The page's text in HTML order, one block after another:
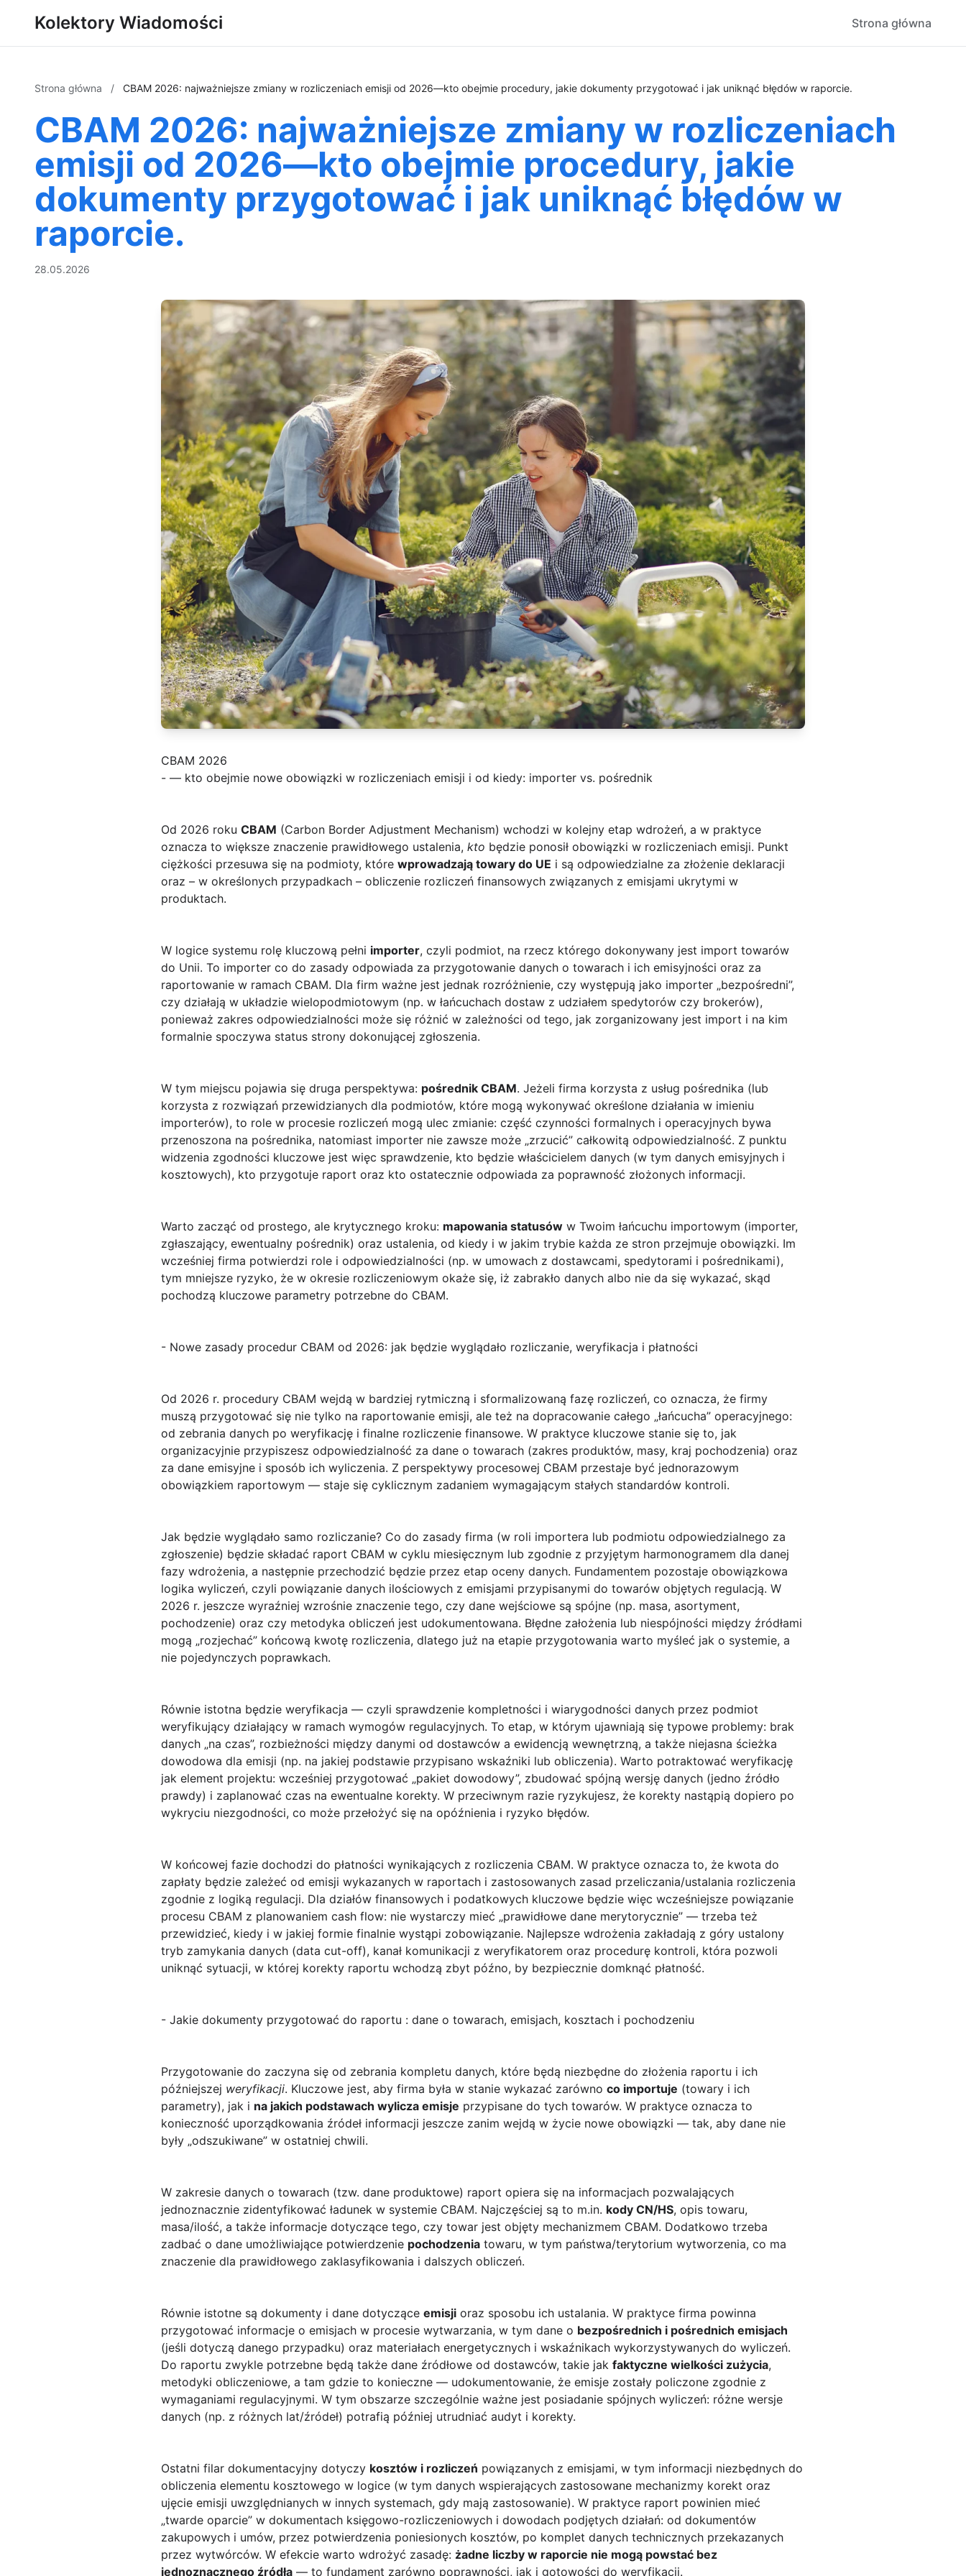
Kolektory Wiadomości Strona główna
Strona główna / CBAM 2026: najważniejsze zmiany w rozliczeniach emisji od 2026—kto obejmie procedury, jakie dokumenty przygotować i jak uniknąć błędów w raporcie.
CBAM 2026: najważniejsze zmiany w rozliczeniach
emisji od 2026—kto obejmie procedury, jakie
dokumenty przygotować i jak uniknąć błędów w
raporcie.
28.05.2026
CBAM 2026
- — kto obejmie nowe obowiązki w rozliczeniach emisji i od kiedy: importer vs. pośrednik
Od 2026 roku CBAM (Carbon Border Adjustment Mechanism) wchodzi w kolejny etap wdrożeń, a w praktyce
oznacza to większe znaczenie prawidłowego ustalenia, kto będzie ponosił obowiązki w rozliczeniach emisji. Punkt
ciężkości przesuwa się na podmioty, które wprowadzają towary do UE i są odpowiedzialne za złożenie deklaracji
oraz – w określonych przypadkach – obliczenie rozliczeń finansowych związanych z emisjami ukrytymi w
produktach.
W logice systemu rolę kluczową pełni importer, czyli podmiot, na rzecz którego dokonywany jest import towarów
do Unii. To importer co do zasady odpowiada za przygotowanie danych o towarach i ich emisyjności oraz za
raportowanie w ramach CBAM. Dla firm ważne jest jednak rozróżnienie, czy występują jako importer „bezpośredni”,
czy działają w układzie wielopodmiotowym (np. w łańcuchach dostaw z udziałem spedytorów czy brokerów),
ponieważ zakres odpowiedzialności może się różnić w zależności od tego, jak zorganizowany jest import i na kim
formalnie spoczywa status strony dokonującej zgłoszenia.
W tym miejscu pojawia się druga perspektywa: pośrednik CBAM. Jeżeli firma korzysta z usług pośrednika (lub
korzysta z rozwiązań przewidzianych dla podmiotów, które mogą wykonywać określone działania w imieniu
importerów), to role w procesie rozliczeń mogą ulec zmianie: część czynności formalnych i operacyjnych bywa
przenoszona na pośrednika, natomiast importer nie zawsze może „zrzucić” całkowitą odpowiedzialność. Z punktu
widzenia zgodności kluczowe jest więc sprawdzenie, kto będzie właścicielem danych (w tym danych emisyjnych i
kosztowych), kto przygotuje raport oraz kto ostatecznie odpowiada za poprawność złożonych informacji.
Warto zacząć od prostego, ale krytycznego kroku: mapowania statusów w Twoim łańcuchu importowym (importer,
zgłaszający, ewentualny pośrednik) oraz ustalenia, od kiedy i w jakim trybie każda ze stron przejmuje obowiązki. Im
wcześniej firma potwierdzi role i odpowiedzialności (np. w umowach z dostawcami, spedytorami i pośrednikami),
tym mniejsze ryzyko, że w okresie rozliczeniowym okaże się, iż zabrakło danych albo nie da się wykazać, skąd
pochodzą kluczowe parametry potrzebne do CBAM.
- Nowe zasady procedur CBAM od 2026: jak będzie wyglądało rozliczanie, weryfikacja i płatności
Od 2026 r. procedury CBAM wejdą w bardziej rytmiczną i sformalizowaną fazę rozliczeń, co oznacza, że firmy
muszą przygotować się nie tylko na raportowanie emisji, ale też na dopracowanie całego „łańcucha” operacyjnego:
od zebrania danych po weryfikację i finalne rozliczenie finansowe. W praktyce kluczowe stanie się to, jak
organizacyjnie przypiszesz odpowiedzialność za dane o towarach (zakres produktów, masy, kraj pochodzenia) oraz
za dane emisyjne i sposób ich wyliczenia. Z perspektywy procesowej CBAM przestaje być jednorazowym
obowiązkiem raportowym — staje się cyklicznym zadaniem wymagającym stałych standardów kontroli.
Jak będzie wyglądało samo rozliczanie? Co do zasady firma (w roli importera lub podmiotu odpowiedzialnego za
zgłoszenie) będzie składać raport CBAM w cyklu miesięcznym lub zgodnie z przyjętym harmonogramem dla danej
fazy wdrożenia, a następnie przechodzić będzie przez etap oceny danych. Fundamentem pozostaje obowiązkowa
logika wyliczeń, czyli powiązanie danych ilościowych z emisjami przypisanymi do towarów objętych regulacją. W
2026 r. jeszcze wyraźniej wzrośnie znaczenie tego, czy dane wejściowe są spójne (np. masa, asortyment,
pochodzenie) oraz czy metodyka obliczeń jest udokumentowana. Błędne założenia lub niespójności między źródłami
mogą „rozjechać” końcową kwotę rozliczenia, dlatego już na etapie przygotowania warto myśleć jak o systemie, a
nie pojedynczych poprawkach.
Równie istotna będzie weryfikacja — czyli sprawdzenie kompletności i wiarygodności danych przez podmiot
weryfikujący działający w ramach wymogów regulacyjnych. To etap, w którym ujawniają się typowe problemy: brak
danych „na czas”, rozbieżności między danymi od dostawców a ewidencją wewnętrzną, a także niejasna ścieżka
dowodowa dla emisji (np. na jakiej podstawie przypisano wskaźniki lub obliczenia). Warto potraktować weryfikację
jak element projektu: wcześniej przygotować „pakiet dowodowy”, zbudować spójną wersję danych (jedno źródło
prawdy) i zaplanować czas na ewentualne korekty. W przeciwnym razie ryzykujesz, że korekty nastąpią dopiero po
wykryciu niezgodności, co może przełożyć się na opóźnienia i ryzyko błędów.
W końcowej fazie dochodzi do płatności wynikających z rozliczenia CBAM. W praktyce oznacza to, że kwota do
zapłaty będzie zależeć od emisji wykazanych w raportach i zastosowanych zasad przeliczania/ustalania rozliczenia
zgodnie z logiką regulacji. Dla działów finansowych i podatkowych kluczowe będzie więc wcześniejsze powiązanie
procesu CBAM z planowaniem cash flow: nie wystarczy mieć „prawidłowe dane merytorycznie” — trzeba też
przewidzieć, kiedy i w jakiej formie finalnie wystąpi zobowiązanie. Najlepsze wdrożenia zakładają z góry ustalony
tryb zamykania danych (data cut-off), kanał komunikacji z weryfikatorem oraz procedurę kontroli, która pozwoli
uniknąć sytuacji, w której korekty raportu wchodzą zbyt późno, by bezpiecznie domknąć płatność.
- Jakie dokumenty przygotować do raportu : dane o towarach, emisjach, kosztach i pochodzeniu
Przygotowanie do zaczyna się od zebrania kompletu danych, które będą niezbędne do złożenia raportu i ich
późniejszej weryfikacji. Kluczowe jest, aby firma była w stanie wykazać zarówno co importuje (towary i ich
parametry), jak i na jakich podstawach wylicza emisje przypisane do tych towarów. W praktyce oznacza to
konieczność uporządkowania źródeł informacji jeszcze zanim wejdą w życie nowe obowiązki — tak, aby dane nie
były „odszukiwane” w ostatniej chwili.
W zakresie danych o towarach (tzw. dane produktowe) raport opiera się na informacjach pozwalających
jednoznacznie zidentyfikować ładunek w systemie CBAM. Najczęściej są to m.in. kody CN/HS, opis towaru,
masa/ilość, a także informacje dotyczące tego, czy towar jest objęty mechanizmem CBAM. Dodatkowo trzeba
zadbać o dane umożliwiające potwierdzenie pochodzenia towaru, w tym państwa/terytorium wytworzenia, co ma
znaczenie dla prawidłowego zaklasyfikowania i dalszych obliczeń.
Równie istotne są dokumenty i dane dotyczące emisji oraz sposobu ich ustalania. W praktyce firma powinna
przygotować informacje o emisjach w procesie wytwarzania, w tym dane o bezpośrednich i pośrednich emisjach
(jeśli dotyczą danego przypadku) oraz materiałach energetycznych i wskaźnikach wykorzystywanych do wyliczeń.
Do raportu zwykle potrzebne będą także dane źródłowe od dostawców, takie jak faktyczne wielkości zużycia,
metodyki obliczeniowe, a tam gdzie to konieczne — udokumentowanie, że emisje zostały policzone zgodnie z
wymaganiami regulacyjnymi. W tym obszarze szczególnie ważne jest posiadanie spójnych wyliczeń: różne wersje
danych (np. z różnych lat/źródeł) potrafią później utrudniać audyt i korekty.
Ostatni filar dokumentacyjny dotyczy kosztów i rozliczeń powiązanych z emisjami, w tym informacji niezbędnych do
obliczenia elementu kosztowego w logice (w tym danych wspierających zastosowane mechanizmy korekt oraz
ujęcie emisji uwzględnianych w innych systemach, gdy mają zastosowanie). W praktyce raport powinien mieć
„twarde oparcie” w dokumentach księgowo-rozliczeniowych i dowodach podjętych działań: od dokumentów
zakupowych i umów, przez potwierdzenia poniesionych kosztów, po komplet danych technicznych przekazanych
przez wytwórców. W efekcie warto wdrożyć zasadę: żadne liczby w raporcie nie mogą powstać bez
jednoznacznego źródła — to fundament zarówno poprawności, jak i gotowości do weryfikacji.